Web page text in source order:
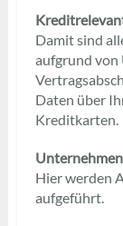
Damit sind
aufgrund von
Daten über
Kreditkarten.
Hier werden
aufgeführt.